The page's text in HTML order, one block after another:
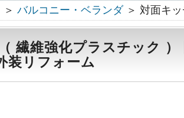
＞ バルコニー・ベランダ＞ 対面キッ
繊維強化プラスチック
リフォーム